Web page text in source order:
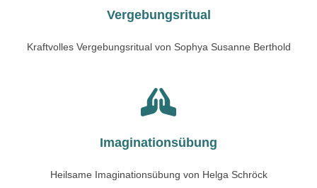
Vergebungsritual
Kraftvolles Vergebungsritual von Sophya Susanne Berthold
Imaginationsübung
Heilsame Imaginationsübung von Helga Schröck